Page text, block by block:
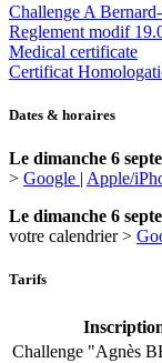
Challenge A
Reglement modif
Medical certificate
Certificat
Dates & horaires
Le dimanche 6
> Google | Apple/
Le dimanche 6
votre calendrier >
Tarifs
Challenge "Agnès